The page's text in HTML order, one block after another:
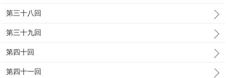
第三十八回
第三十九回
第四十回
第四十一回